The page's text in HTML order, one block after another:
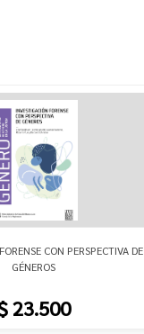
CON PERSPECTIVA DE
GÉNEROS
23.500